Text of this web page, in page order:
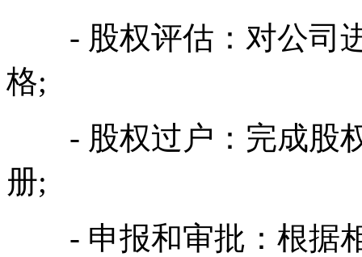
- 股权评估：对公司进
格;
- 股权过户：完成股权
册;
- 申报和审批：根据相